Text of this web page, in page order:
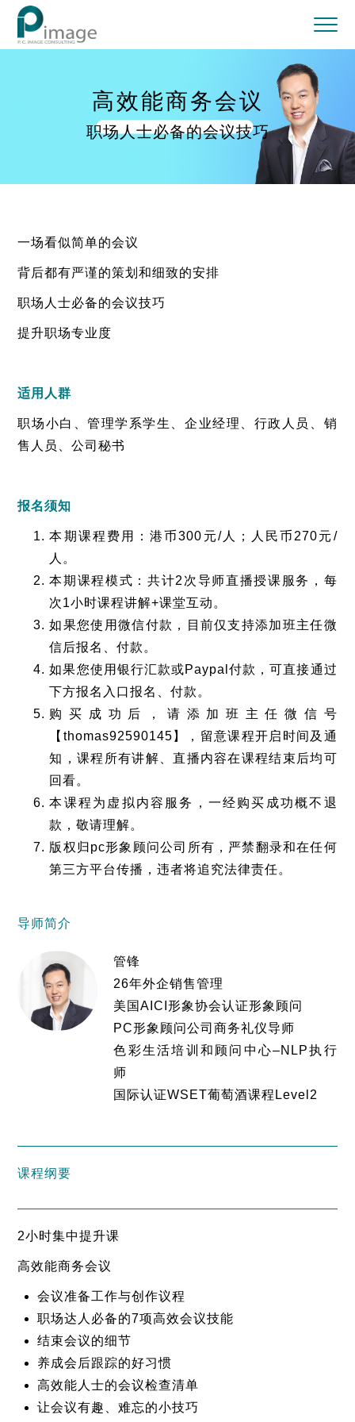
高效能商务会议
职场人士必备的会议技巧
一场看似简单的会议
背后都有严谨的策划和细致的安排
职场人士必备的会议技巧
提升职场专业度
适用人群
职场小白、管理学系学生、企业经理、行政人员、销
售人员、公司秘书
报名须知
本期课程费用：港币300元/人；人民币270元/
人。
本期课程模式：共计2次导师直播授课服务，每
次1小时课程讲解+课堂互动。
如果您使用微信付款，目前仅支持添加班主任微
信后报名、付款。
如果您使用银行汇款或Paypal付款，可直接通过
下方报名入口报名、付款。
购买成功后，请添加班主任微信号
【thomas92590145】，留意课程开启时间及通
知，课程所有讲解、直播内容在课程结束后均可
回看。
本课程为虚拟内容服务，一经购买成功概不退
款，敬请理解。
版权归pc形象顾问公司所有，严禁翻录和在任何
第三方平台传播，违者将追究法律责任。
导师简介
管锋
26年外企销售管理
美国AICI形象协会认证形象顾问
PC形象顾问公司商务礼仪导师
色彩生活培训和顾问中心–NLP执行
师
国际认证WSET葡萄酒课程Level2
课程纲要
2小时集中提升课
高效能商务会议
会议准备工作与创作议程
职场达人必备的7项高效会议技能
结束会议的细节
养成会后跟踪的好习惯
高效能人士的会议检查清单
让会议有趣、难忘的小技巧